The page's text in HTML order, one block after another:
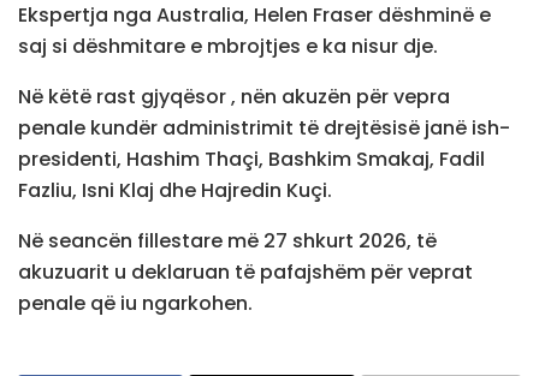
Ekspertja nga Australia, Helen Fraser dëshminë e
saj si dëshmitare e mbrojtjes e ka nisur dje.
Në këtë rast gjyqësor , nën akuzën për vepra
penale kundër administrimit të drejtësisë janë ish-
presidenti, Hashim Thaçi, Bashkim Smakaj, Fadil
Fazliu, Isni Klaj dhe Hajredin Kuçi.
Në seancën fillestare më 27 shkurt 2026, të
akuzuarit u deklaruan të pafajshëm për veprat
penale që iu ngarkohen.